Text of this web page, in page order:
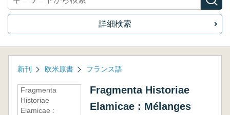
詳細検索
新刊 欧米原書 フランス語
Fragmenta
Historiae
Elamicae :
Fragmenta Historiae
Elamicae : Mélanges